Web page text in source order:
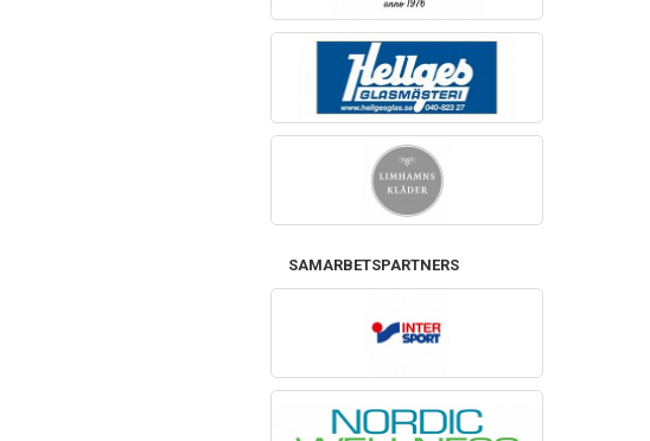
SAMARBETSPARTNERS